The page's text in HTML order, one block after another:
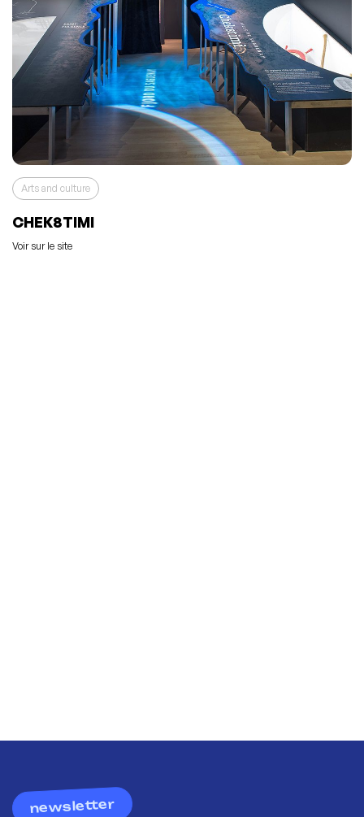
Arts and culture
CHEK8TIMI
Voir sur le site
newsletter